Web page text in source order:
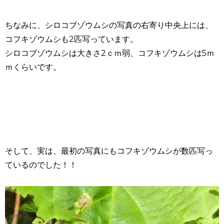
ちなみに、シロコブゾウムシの写真の右寄り中央上には、
コフキゾウムシも2匹写っています。
シロコブゾウムシは大きさ2ｃｍ弱、コフキゾウムシは5ｍ
ｍくらいです。
そして、実は、最初の写真にもコフキゾウムシが数匹写っ
ているのでした！！